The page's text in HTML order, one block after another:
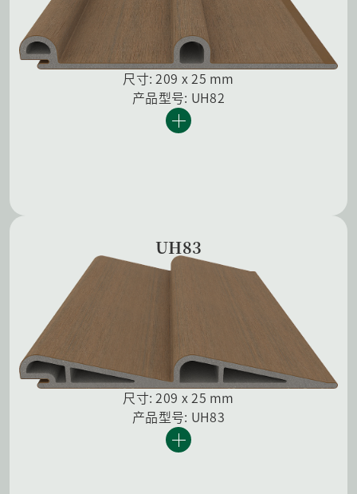
尺寸: 209 x 25 mm
产品型号: UH82
UH83
尺寸: 209 x 25 mm
产品型号: UH83